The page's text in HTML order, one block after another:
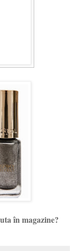
în magazine?